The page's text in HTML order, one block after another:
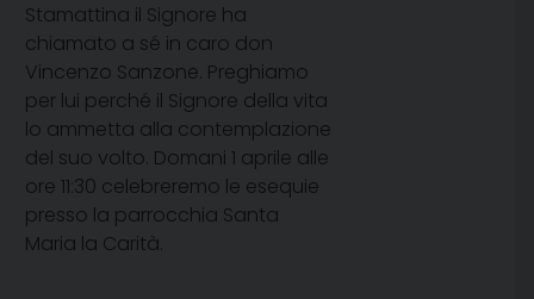
Stamattina il Signore ha
chiamato a sé in caro don
Vincenzo Sanzone. Preghiamo
per lui perché il Signore della vita
lo ammetta alla contemplazione
del suo volto. Domani 1 aprile alle
ore 11:30 celebreremo le esequie
presso la parrocchia Santa
Maria la Carità.